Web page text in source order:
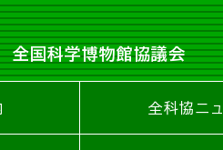
全国科学博物館協議会
全科協ニ